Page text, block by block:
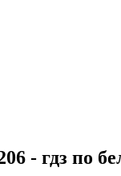
- гдз по